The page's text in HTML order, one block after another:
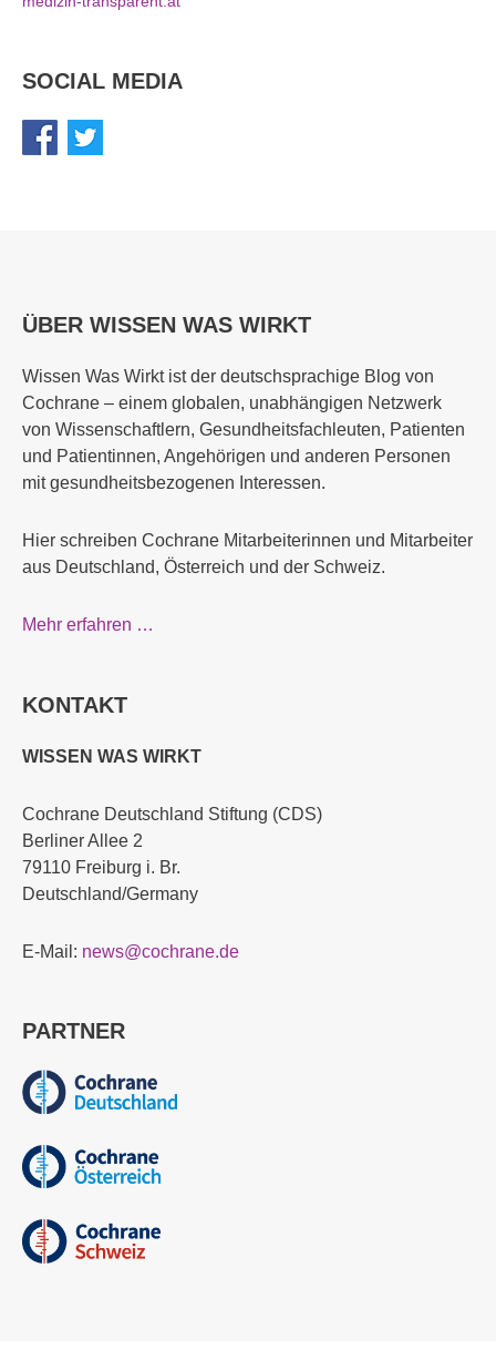
SOCIAL MEDIA
ÜBER WISSEN WAS WIRKT
Wissen Was Wirkt ist der deutschsprachige Blog von
Cochrane – einem globalen, unabhängigen Netzwerk
von Wissenschaftlern, Gesundheitsfachleuten, Patienten
und Patientinnen, Angehörigen und anderen Personen
mit gesundheitsbezogenen Interessen.
Hier schreiben Cochrane Mitarbeiterinnen und Mitarbeiter
aus Deutschland, Österreich und der Schweiz.
Mehr erfahren …
KONTAKT
WISSEN WAS WIRKT
Cochrane Deutschland Stiftung (CDS)
Berliner Allee 2
79110 Freiburg i. Br.
Deutschland/Germany
E-Mail: news@cochrane.de
PARTNER